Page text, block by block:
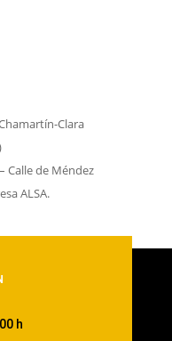
Clara
Calle de Méndez
ALSA.
h